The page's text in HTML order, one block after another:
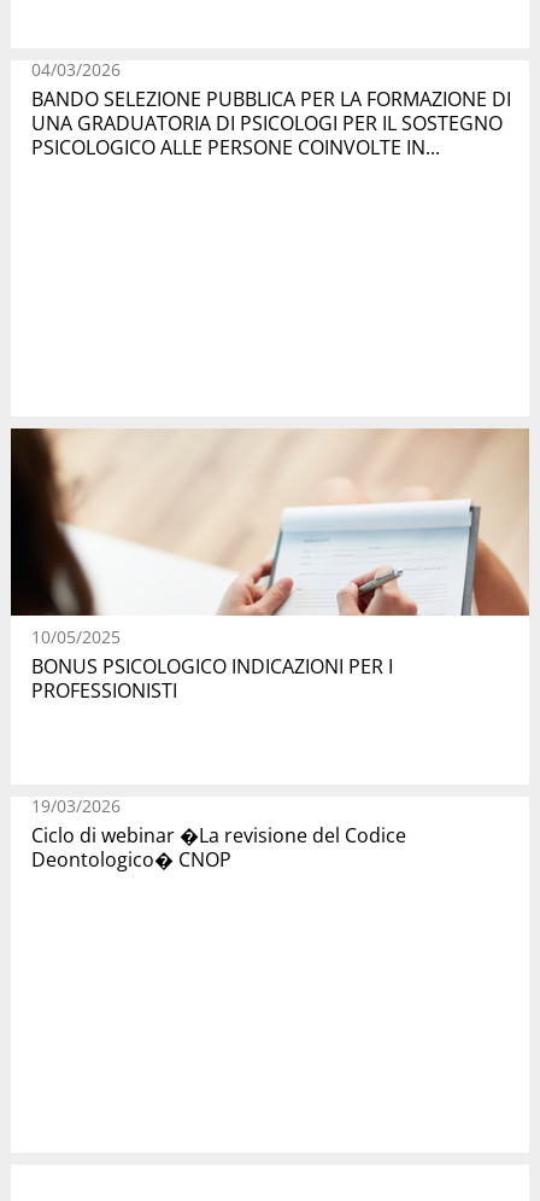
04/03/2026
BANDO SELEZIONE PUBBLICA PER LA FORMAZIONE DI
UNA GRADUATORIA DI PSICOLOGI PER IL SOSTEGNO
PSICOLOGICO ALLE PERSONE COINVOLTE IN...
10/05/2025
BONUS PSICOLOGICO INDICAZIONI PER I
PROFESSIONISTI
19/03/2026
Ciclo di webinar �La revisione del Codice
Deontologico� CNOP